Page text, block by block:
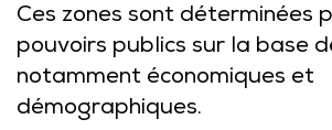
Ces zones sont déterminées
pouvoirs publics sur la base
notamment économiques et
démographiques.